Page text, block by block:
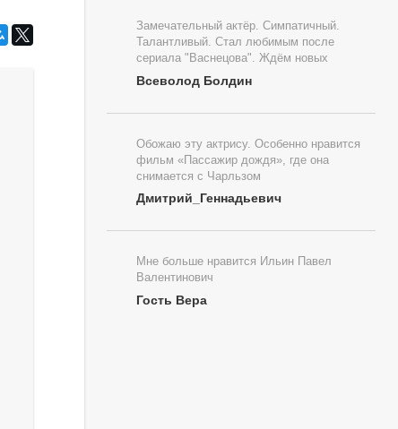
Замечательный актёр. Симпатичный.
Талантливый. Стал любимым после
сериала "Васнецова". Ждём новых
Всеволод Болдин
Обожаю эту актрису. Особенно нравится
фильм «Пассажир дождя», где она
снимается с Чарльзом
Дмитрий_Геннадьевич
Мне больше нравится Ильин Павел
Валентинович
Гость Вера